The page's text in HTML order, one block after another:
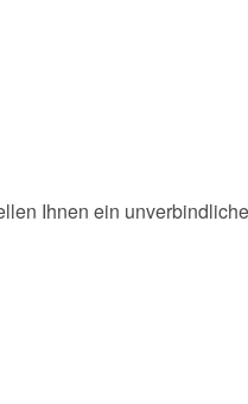
Ihnen ein